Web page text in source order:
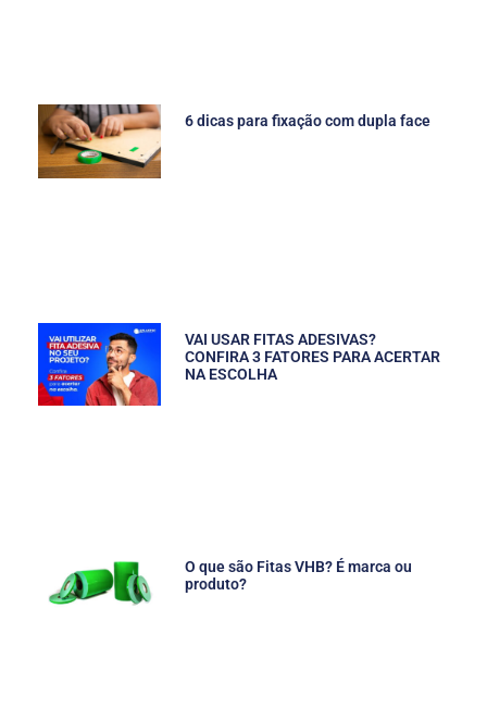
6 dicas para fixação com dupla face
VAI USAR FITAS ADESIVAS?
CONFIRA 3 FATORES PARA ACERTAR
NA ESCOLHA
O que são Fitas VHB? É marca ou
produto?